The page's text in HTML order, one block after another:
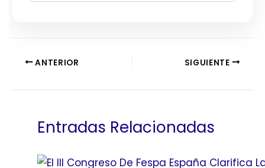
ANTERIOR SIGUIENTE
Entradas Relacionadas